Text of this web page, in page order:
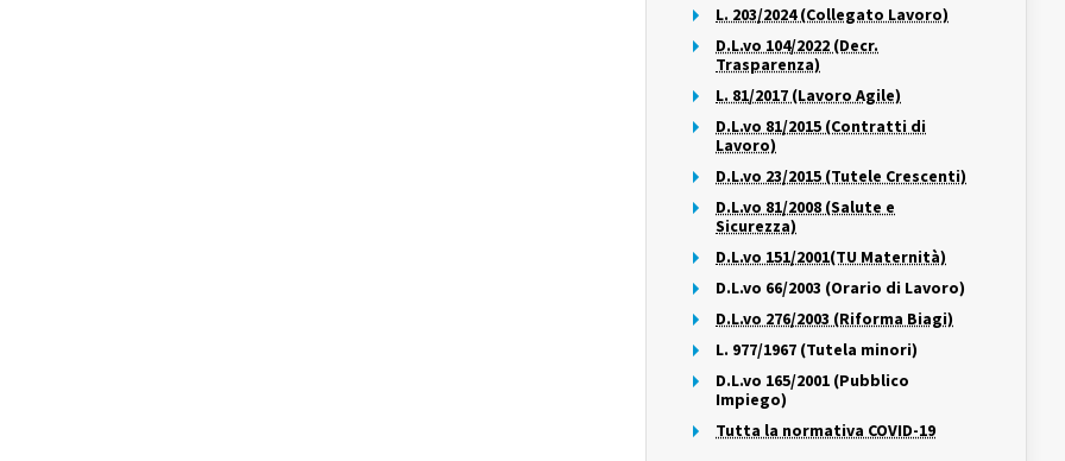
L. 203/2024 (Collegato Lavoro)
D.L.vo 104/2022 (Decr.
Trasparenza)
L. 81/2017 (Lavoro Agile)
D.L.vo 81/2015 (Contratti di
Lavoro)
D.L.vo 23/2015 (Tutele Crescenti)
D.L.vo 81/2008 (Salute e
Sicurezza)
D.L.vo 151/2001(TU Maternità)
D.L.vo 66/2003 (Orario di Lavoro)
D.L.vo 276/2003 (Riforma Biagi)
L. 977/1967 (Tutela minori)
D.L.vo 165/2001 (Pubblico
Impiego)
Tutta la normativa COVID-19